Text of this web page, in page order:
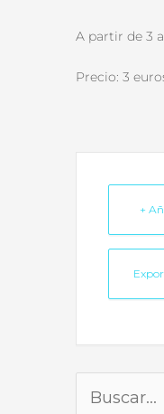
A partir de 3
Precio: 3
+
Buscar